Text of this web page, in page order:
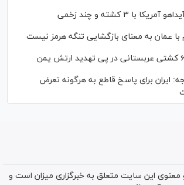
با ۳ کشته و چند زخمی
با عمان به معنای بازگشایی تنگه هرمز نیست
ایران برای پاسخ قاطع به هرگونه تعرض
این سایت متعلق به خبرگزاری میزان است و